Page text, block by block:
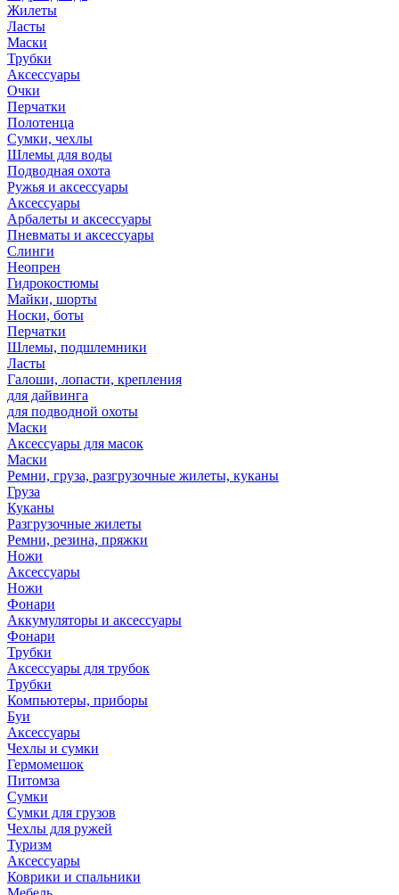
Жилеты
Ласты
Маски
Трубки
Аксессуары
Очки
Перчатки
Полотенца
Сумки, чехлы
Шлемы для воды
Подводная охота
Ружья и аксессуары
Аксессуары
Арбалеты и аксессуары
Пневматы и аксессуары
Слинги
Неопрен
Гидрокостюмы
Майки, шорты
Носки, боты
Перчатки
Шлемы, подшлемники
Ласты
Галоши, лопасти, крепления
для дайвинга
для подводной охоты
Маски
Аксессуары для масок
Маски
Ремни, груза, разгрузочные жилеты, куканы
Груза
Куканы
Разгрузочные жилеты
Ремни, резина, пряжки
Ножи
Аксессуары
Ножи
Фонари
Аккумуляторы и аксессуары
Фонари
Трубки
Аксессуары для трубок
Трубки
Компьютеры, приборы
Буи
Аксессуары
Чехлы и сумки
Гермомешок
Питомза
Сумки
Сумки для грузов
Чехлы для ружей
Туризм
Аксессуары
Коврики и спальники